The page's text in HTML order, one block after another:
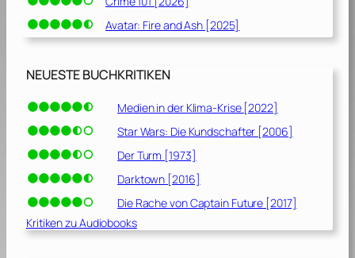
Avatar: Fire and Ash [2025]
NEUESTE BUCHKRITIKEN
Medien in der Klima-Krise [2022]
Star Wars: Die Kundschafter [2006]
Der Turm [1973]
Darktown [2016]
Die Rache von Captain Future [2017]
Kritiken zu Audiobooks